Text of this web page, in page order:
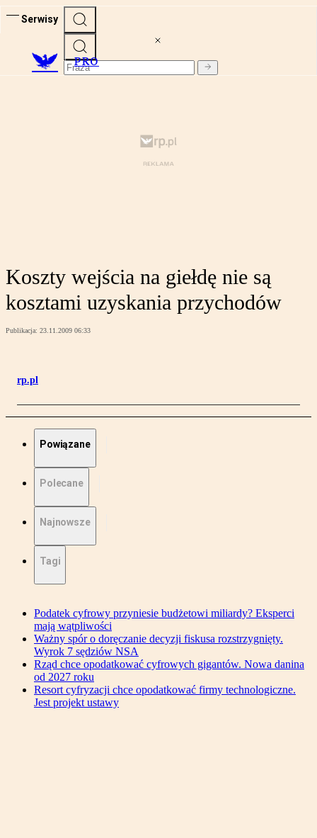
Serwisy
PRO
Koszty wejścia na giełdę nie są
kosztami uzyskania przychodów
Publikacja: 23.11.2009 06:33
rp.pl
Powiązane
Polecane
Najnowsze
Tagi
Podatek cyfrowy przyniesie budżetowi miliardy? Eksperci
mają wątpliwości
Ważny spór o doręczanie decyzji fiskusa rozstrzygnięty.
Wyrok 7 sędziów NSA
Rząd chce opodatkować cyfrowych gigantów. Nowa danina
od 2027 roku
Resort cyfryzacji chce opodatkować firmy technologiczne.
Jest projekt ustawy